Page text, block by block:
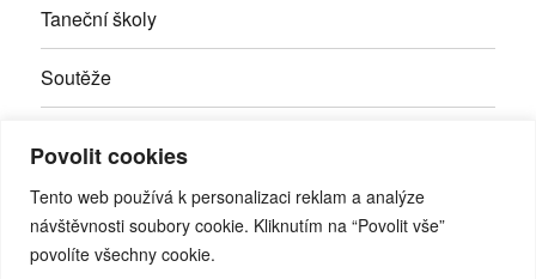
Povolit cookies
Tento web používá k personalizaci reklam a analýze
návštěvnosti soubory cookie. Kliknutím na “Povolit vše”
povolíte všechny cookie.
Taneční školy
Soutěže
Kontakty